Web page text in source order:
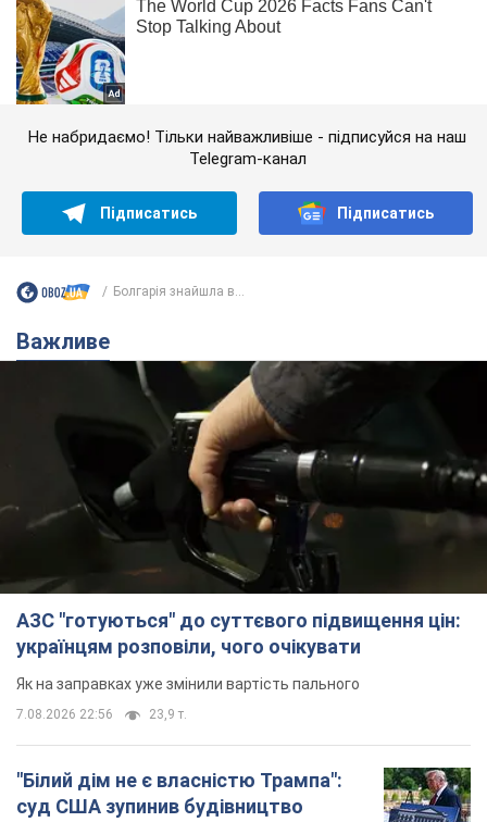
Не набридаємо! Тільки найважливіше - підписуйся на наш
Telegram-канал
Підписатись Підписатись
Болгарія знайшла в...
Важливе
АЗС "готуються" до суттєвого підвищення цін:
українцям розповіли, чого очікувати
Як на заправках уже змінили вартість пального
7.08.2026 22:56 23,9 т.
"Білий дім не є власністю Трампа":
суд США зупинив будівництво